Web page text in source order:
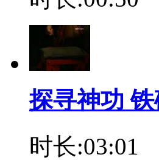
探寻神功
时长:03:01